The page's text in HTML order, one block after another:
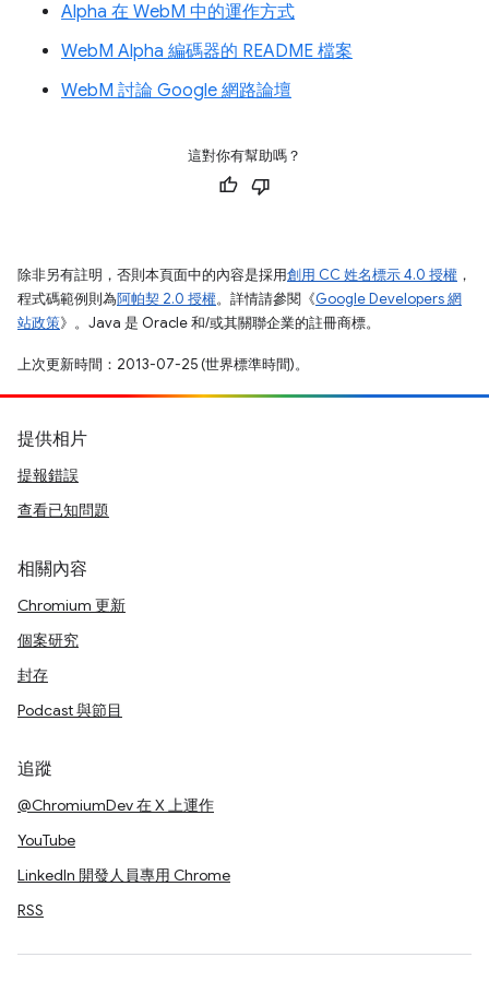
Alpha 在 WebM 中的運作方式
WebM Alpha 編碼器的 README 檔案
WebM 討論 Google 網路論壇
這對你有幫助嗎？
除非另有註明，否則本頁面中的內容是採用創用 CC 姓名標示 4.0 授權 ，
程式碼範例則為阿帕契 2.0 授權。詳情請參閱《Google Developers 網
站政策》。Java 是 Oracle 和/或其關聯企業的註冊商標。
上次更新時間：2013-07-25 (世界標準時間)。
提供相片
提報錯誤
查看已知問題
相關內容
Chromium 更新
個案研究
封存
Podcast 與節目
追蹤
@ChromiumDev 在 X 上運作
YouTube
LinkedIn 開發人員專用 Chrome
RSS